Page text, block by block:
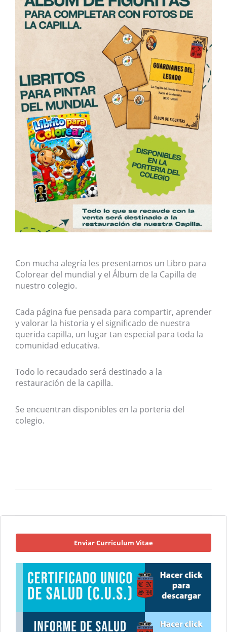
Con mucha alegría les presentamos un Libro para
Colorear del mundial y el Álbum de la Capilla de
nuestro colegio.
Cada página fue pensada para compartir, aprender
y valorar la historia y el significado de nuestra
querida capilla, un lugar tan especial para toda la
comunidad educativa.
Todo lo recaudado será destinado a la
restauración de la capilla.
Se encuentran disponibles en la porteria del
colegio.
Enviar Curriculum Vitae